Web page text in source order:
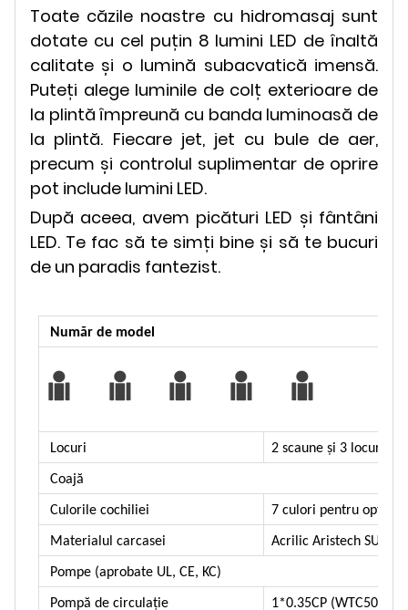
Toate căzile noastre cu hidromasaj sunt
dotate cu cel puțin 8 lumini LED de înaltă
calitate și o lumină subacvatică imensă.
Puteți alege luminile de colț exterioare de
la plintă împreună cu banda luminoasă de
la plintă. Fiecare jet, jet cu bule de aer,
precum și controlul suplimentar de oprire
pot include lumini LED.
După aceea, avem picături LED și fântâni
LED. Te fac să te simți bine și să te bucuri
de un paradis fantezist.
Număr de model
Locuri 2 scaune și 3 locuri
Coajă
Culorile cochiliei 7 culori pentru opțiuni
Materialul carcasei Acrilic Aristech SUA
Pompe (aprobate UL, CE, KC)
Pompă de circulație 1*0.35CP (WTC50)